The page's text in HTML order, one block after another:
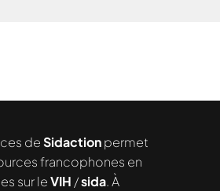
deSidactionpermet
francophones en
sur leVIH /sida. À